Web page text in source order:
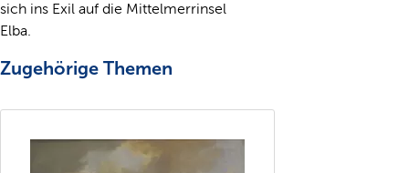
sich ins Exil auf die Mittelmerrinsel
Elba.
Zugehörige Themen